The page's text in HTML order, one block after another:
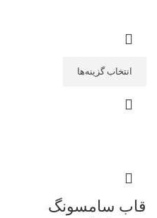
انتخاب گزینه‌ها
قاب سامسونگ